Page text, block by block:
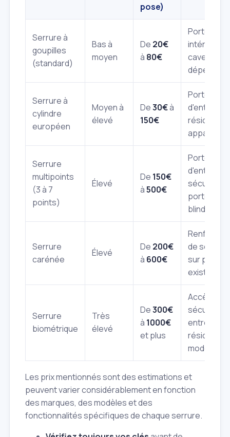
pose)
Serrure à
goupilles
(standard)
Bas à
moyen
De 20€
à 80€
Portes
caves,
Serrure à
cylindre
européen
Moyen à
élevé
De30€à
150€
Portes
d'entrée
Serrure
multipoints
(3 à 7
points)
Élevé
De 150€
à500€
Portes
d'entrée
portes
blindées
Serrure
carénée
Élevé
De 200€
à 600€
de
sur portes
existantes
Serrure
biométrique
Très
élevé
De300€
à 1000€
et plus
Accès
sécurité,
modernes
Les prix mentionnés sont des estimations et
peuvent varier considérablement en fonction
des marques, des modèles et des
fonctionnalités spécifiques de chaque serrure.